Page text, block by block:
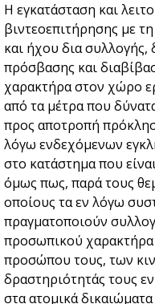
Η εγκατάσταση και
βιντεοεπιτήρησης με
και ήχου δια
πρόσβασης και
χαρακτήρα στον χώρο
από τα μέτρα που
προς αποτροπή
λόγω ενδεχόμενων
στο κατάστημα που
όμως πως, παρά τους
οποίους τα εν λόγω
πραγματοποιούν
προσωπικού
προσώπου τους, των
δραστηριότητάς τους
στα ατομικά